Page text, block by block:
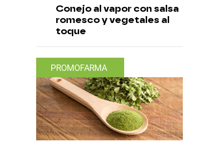
Conejo al vapor con salsa
romesco y vegetales al
toque
PROMOFARMA